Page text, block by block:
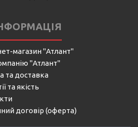
магазин "Атлант"
"Атлант"
та доставка
та якість
договір (оферта)